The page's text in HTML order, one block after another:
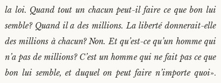
la loi. Quand tout un chacun peut-il faire ce que bon lui
semble? Quand il a des millions. La liberté donnerait-elle
des millions à chacun? Non. Et qu’est-ce qu’un homme qui
n’a pas de millions? C’est un homme qui ne fait pas ce que
bon lui semble, et duquel on peut faire n’importe quoi».